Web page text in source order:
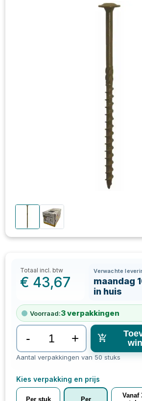
Totaal incl. btw
€ 43,67
Verwachte
maandag
in huis
Voorraad:3verpakkingen
- +
Aantal verpakkingen van 50 stuks
Kies verpakking en prijs
Per stuk
Per
Vanaf